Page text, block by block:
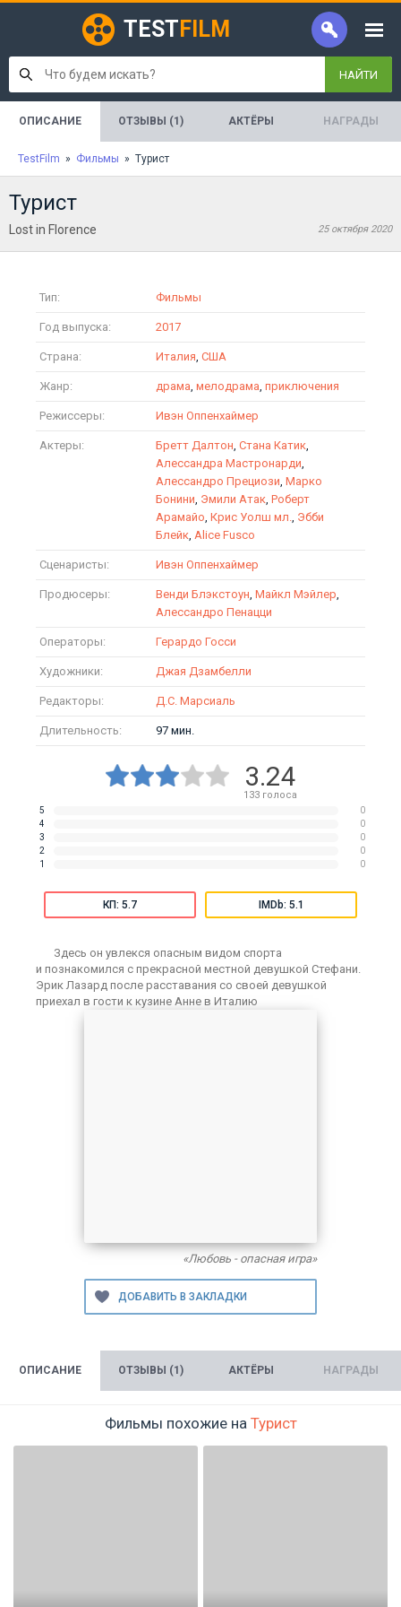
TEST FILM
НАЙТИ
ОПИСАНИЕ ОТЗЫВЫ (1) АКТЁРЫ НАГРАДЫ
TestFilm » Фильмы » Турист
Турист
Lost in Florence 25 октября 2020
Тип: Фильмы
Год выпуска: 2017
Страна: Италия, США
Жанр: драма, мелодрама, приключения
Режиссеры: Ивэн Оппенхаймер
Актеры: Бретт Далтон, Стана Катик,
Алессандра Мастронарди,
Алессандро Прециози, Марко
Бонини, Эмили Атак, Роберт
Арамайо, Крис Уолш мл., Эбби
Блейк, Alice Fusco
Сценаристы: Ивэн Оппенхаймер
Продюсеры: Венди Блэкстоун, Майкл Мэйлер,
Алессандро Пенацци
Операторы: Герардо Госси
Художники: Джая Дзамбелли
Редакторы: Д.С. Марсиаль
Длительность: 97 мин.
3.24
133голоса
5
0
4
0
3
0
2
0
1
0
КП: 5.7 IMDb: 5.1
Здесь он увлекся опасным видом спорта
и познакомился с прекрасной местной девушкой Стефани.
Эрик Лазард после расставания со своей девушкой
приехал в гости к кузине Анне в Италию
«Любовь - опасная игра»
ОПИСАНИЕ ОТЗЫВЫ (1) АКТЁРЫ НАГРАДЫ
Фильмы похожие на Турист